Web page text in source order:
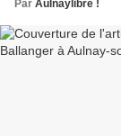
Par Aulnaylibre !